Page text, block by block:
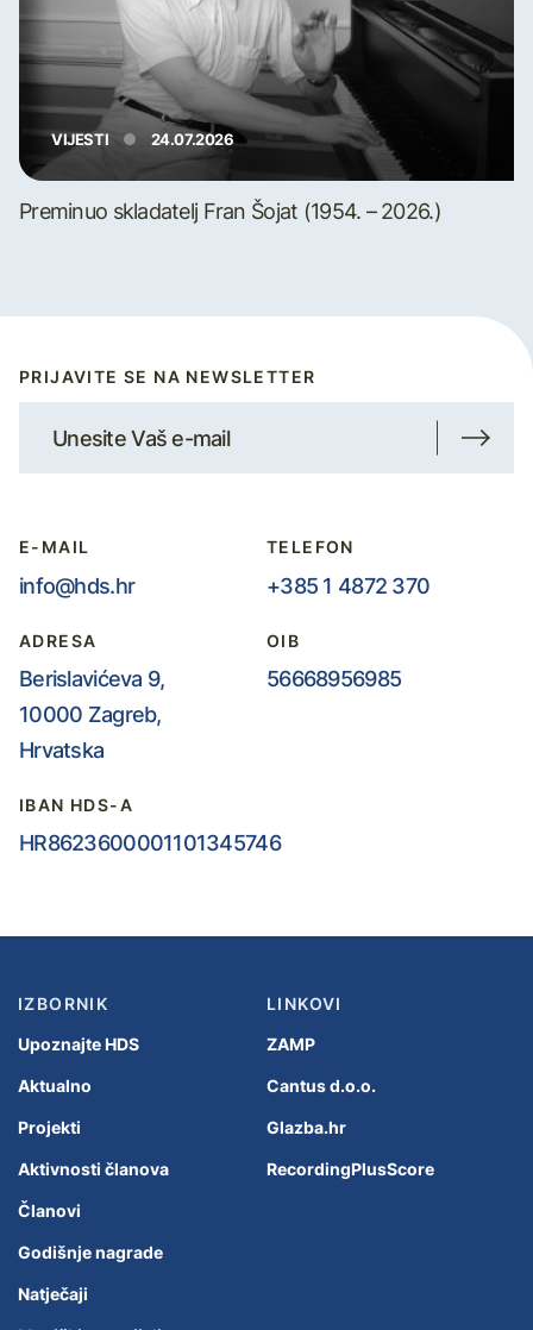
VIJESTI 24.07.2026
Preminuo skladatelj Fran Šojat (1954. – 2026.)
PRIJAVITE SE NA NEWSLETTER
E-MAIL
info@hds.hr
TELEFON
+385 1 4872 370
ADRESA
Berislavićeva 9,
10000 Zagreb,
Hrvatska
OIB
56668956985
IBAN HDS-A
HR8623600001101345746
IZBORNIK
Upoznajte HDS
Aktualno
Projekti
Aktivnosti članova
Članovi
Godišnje nagrade
Natječaji
LINKOVI
ZAMP
Cantus d.o.o.
Glazba.hr
RecordingPlusScore